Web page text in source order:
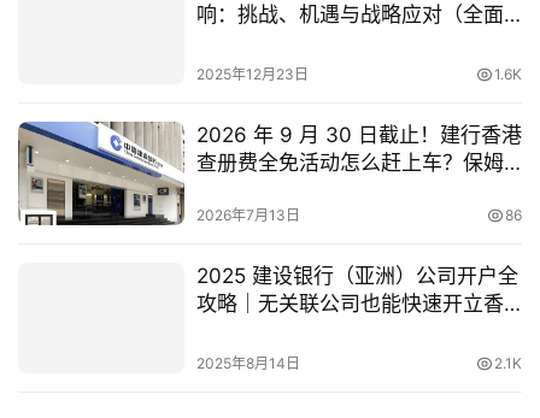
响：挑战、机遇与战略应对（全面
2025年12月23日 1.6K
2026 年 9 月 30 日截止！建行香港
查册费全免活动怎么赶上车？保姆
2026年7月13日 86
2025 建设银行（亚洲）公司开户全
攻略｜无关联公司也能快速开立香
2025年8月14日 2.1K